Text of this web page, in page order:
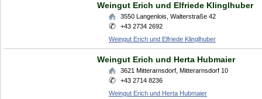
Weingut Erich und Elfriede Klinglhuber
3550 Langenlois Walterstraße 42
+43 2734 2692
Weingut Erich und Elfriede Klinglhuber
Weingut Erich und Herta Hubmaier
3621 Mitterarnsdorf Mitterarnsdorf 10
+43 2714 8236
Weingut Erich und Herta Hubmaier